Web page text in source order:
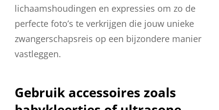
lichaamshoudingen en expressies om zo de
perfecte foto’s te verkrijgen die jouw unieke
zwangerschapsreis op een bijzondere manier
vastleggen.
Gebruik accessoires zoals